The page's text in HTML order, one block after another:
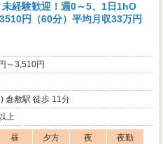
未経験歓迎！週0～5、1日1hO
円（60分）平均月収33万円
～3,510円
倉敷駅 徒歩 11分
上
昼 夕方 夜
夜勤